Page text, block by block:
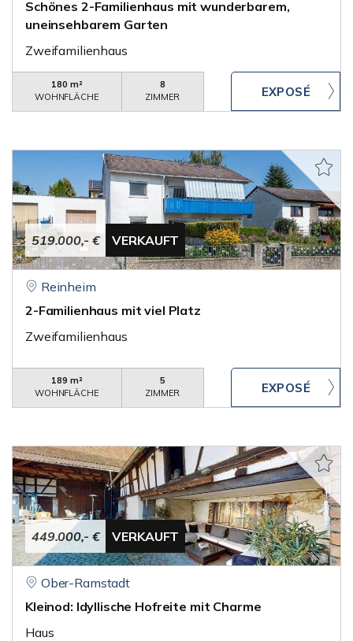
Schönes 2-Familienhaus mit wunderbarem,
uneinsehbarem Garten
Zweifamilienhaus
180 m²
WOHNFLÄCHE
8
ZIMMER
519.000,- € VERKAUFT
Reinheim
2-Familienhaus mit viel Platz
Zweifamilienhaus
189 m²
WOHNFLÄCHE
5
ZIMMER
449.000,- € VERKAUFT
Ober-Ramstadt
Kleinod: Idyllische Hofreite mit Charme
Haus